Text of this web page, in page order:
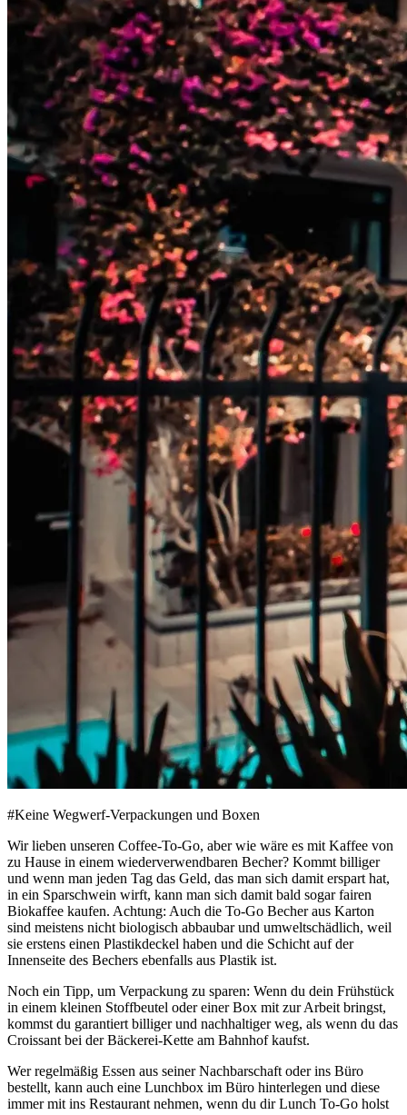
#Keine Wegwerf-Verpackungen und Boxen
Wir lieben unseren Coffee-To-Go, aber wie wäre es mit Kaffee von
zu Hause in einem wiederverwendbaren Becher? Kommt billiger
und wenn man jeden Tag das Geld, das man sich damit erspart hat,
in ein Sparschwein wirft, kann man sich damit bald sogar fairen
Biokaffee kaufen. Achtung: Auch die To-Go Becher aus Karton
sind meistens nicht biologisch abbaubar und umweltschädlich, weil
sie erstens einen Plastikdeckel haben und die Schicht auf der
Innenseite des Bechers ebenfalls aus Plastik ist.
Noch ein Tipp, um Verpackung zu sparen: Wenn du dein Frühstück
in einem kleinen Stoffbeutel oder einer Box mit zur Arbeit bringst,
kommst du garantiert billiger und nachhaltiger weg, als wenn du das
Croissant bei der Bäckerei-Kette am Bahnhof kaufst.
Wer regelmäßig Essen aus seiner Nachbarschaft oder ins Büro
bestellt, kann auch eine Lunchbox im Büro hinterlegen und diese
immer mit ins Restaurant nehmen, wenn du dir Lunch To-Go holst